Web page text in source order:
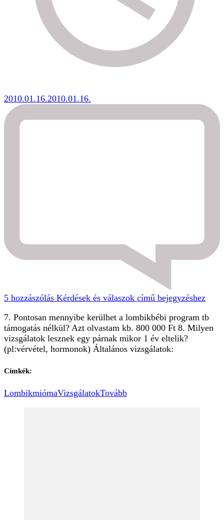
2010.01.16.2010.01.16.
5 hozzászólás Kérdések és válaszok című bejegyzéshez
7. Pontosan mennyibe kerülhet a lombikbébi program tb
támogatás nélkül? Azt olvastam kb. 800 000 Ft 8. Milyen
vizsgálatok lesznek egy párnak mikor 1 év eltelik?
(pl:vérvétel, hormonok) Általános vizsgálatok:
Címkék:
LombikmiómaVizsgálatokTovább